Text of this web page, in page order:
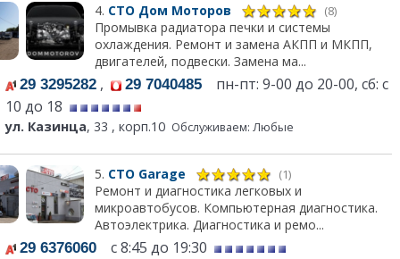
4. СТО Дом Моторов (8)
Промывка радиатора печки и системы
охлаждения. Ремонт и замена АКПП и МКПП,
двигателей, подвески. Замена ма...
29 3295282 , 29 7040485 пн-пт: 9-00 до 20-00, сб: с
10 до 18
ул. Казинца, 33 , корп.10 Обслуживаем: Любые
5. СТО Garage (1)
Ремонт и диагностика легковых и
микроавтобусов. Компьютерная диагностика.
Автоэлектрика. Диагностика и ремо...
29 6376060 с 8:45 до 19:30